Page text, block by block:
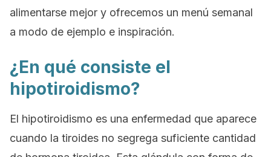
alimentarse mejor y ofrecemos un menú semanal
a modo de ejemplo e inspiración.
¿En qué consiste el
hipotiroidismo?
El hipotiroidismo es una enfermedad que aparece
cuando la tiroides no segrega suficiente cantidad